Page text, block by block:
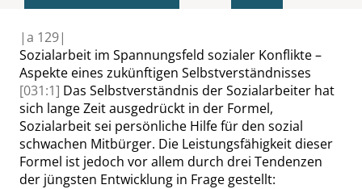
|a 129|
Sozialarbeit im Spannungsfeld sozialer Konflikte –
Aspekte eines zukünftigen Selbstverständnisses
[031:1] Das Selbstverständnis der Sozialarbeiter hat
sich lange Zeit ausgedrückt in der Formel,
Sozialarbeit sei persönliche Hilfe für den sozial
schwachen Mitbürger. Die Leistungsfähigkeit dieser
Formel ist jedoch vor allem durch drei Tendenzen
der jüngsten Entwicklung in Frage gestellt: